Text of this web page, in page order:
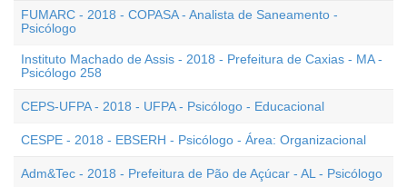
FUMARC - 2018 - COPASA - Analista de Saneamento -
Psicólogo
Instituto Machado de Assis - 2018 - Prefeitura de Caxias - MA -
Psicólogo 258
CEPS-UFPA - 2018 - UFPA - Psicólogo - Educacional
CESPE - 2018 - EBSERH - Psicólogo - Área: Organizacional
Adm&Tec - 2018 - Prefeitura de Pão de Açúcar - AL - Psicólogo